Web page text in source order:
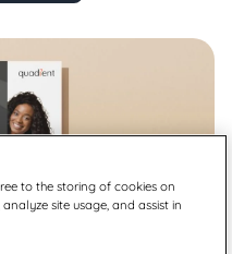
to the storing of cookies on
site usage, and assist in